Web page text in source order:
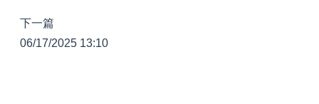
下一篇
06/17/2025 13:10